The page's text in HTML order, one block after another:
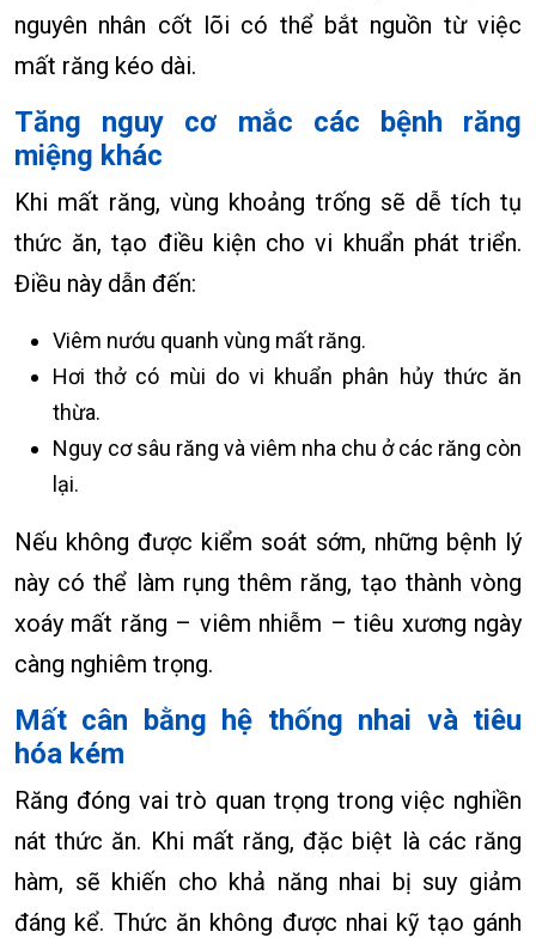
nguyên nhân cốt lõi có thể bắt nguồn từ việc
mất răng kéo dài.
Tăng nguy cơ mắc các bệnh răng
miệng khác
Khi mất răng, vùng khoảng trống sẽ dễ tích tụ
thức ăn, tạo điều kiện cho vi khuẩn phát triển.
Điều này dẫn đến:
Viêm nướu quanh vùng mất răng.
Hơi thở có mùi do vi khuẩn phân hủy thức ăn
thừa.
Nguy cơ sâu răng và viêm nha chu ở các răng còn
lại.
Nếu không được kiểm soát sớm, những bệnh lý
này có thể làm rụng thêm răng, tạo thành vòng
xoáy mất răng – viêm nhiễm – tiêu xương ngày
càng nghiêm trọng.
Mất cân bằng hệ thống nhai và tiêu
hóa kém
Răng đóng vai trò quan trọng trong việc nghiền
nát thức ăn. Khi mất răng, đặc biệt là các răng
hàm, sẽ khiến cho khả năng nhai bị suy giảm
đáng kể. Thức ăn không được nhai kỹ tạo gánh